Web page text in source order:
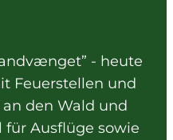
- heute
Feuerstellen und
den Wald und
für Ausflüge sowie